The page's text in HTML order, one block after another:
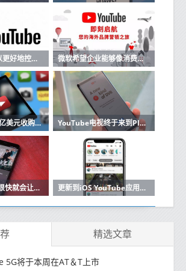
使广告客户可以更好地控制其广告在YouTube其他Google网站上的放置位置 微软希望企业能够像消费者在YouTube和类似平台上分发和消费内容一样轻松地上传
YouTube以10亿美元收购视频游戏流媒体供应商Twitch两个月后 YouTube电视终于来到PlayStation 4
YouTube音乐很快就会让您上传整个音乐库 更新到iOS YouTube应用程序会添加有用的新工具
精选文章
5G将于本周在AT＆T上市